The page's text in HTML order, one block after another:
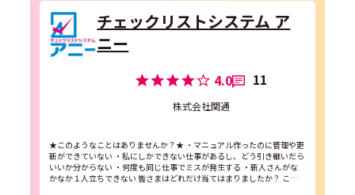
チェックリストシステム ア
ニー
4.0 11
株式会社関通
★このようなことはありませんか？★ ・マニュアル作ったのに管理や更
新ができていない ・私にしかできない仕事があるし、どう引き継いだら
いいか分からない ・何度も同じ仕事でミスが発生する ・新人さんがな
かなか１人立ちできない 皆さまはどれだけ当てはまりましたか？ これ